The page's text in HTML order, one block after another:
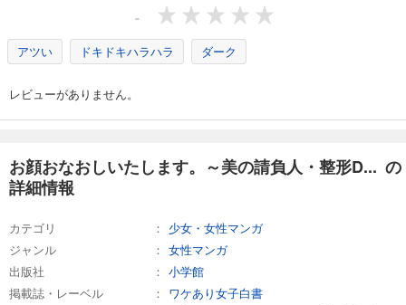
-
アツい ドキドキハラハラ ダーク
レビューがありません。
お顔おなおしいたします。～美の請負人・整形D... の
詳細情報
カテゴリ
少女・女性マンガ
ジャンル
女性マンガ
出版社
小学館
掲載誌・レーベル
ワケあり女子白書